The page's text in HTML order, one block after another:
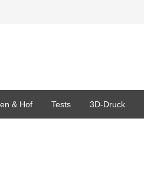
& Hof Tests 3D-Druck